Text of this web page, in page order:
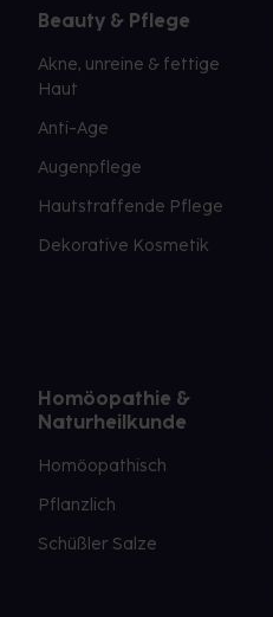
Beauty & Pflege
Akne, unreine & fettige
Haut
Anti-Age
Augenpflege
Hautstraffende Pflege
Dekorative Kosmetik
Homöopathie &
Naturheilkunde
Homöopathisch
Pflanzlich
Schüßler Salze